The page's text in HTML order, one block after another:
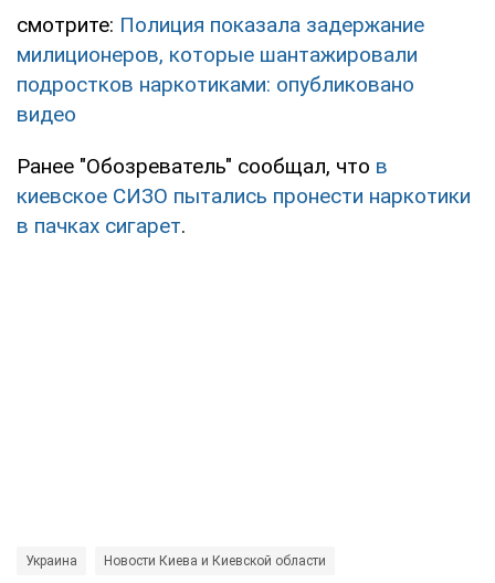
смотрите: Полиция показала задержание
милиционеров, которые шантажировали
подростков наркотиками: опубликовано
видео
Ранее "Обозреватель" сообщал, что в
киевское СИЗО пытались пронести наркотики
в пачках сигарет.
Украина Новости Киева и Киевской области